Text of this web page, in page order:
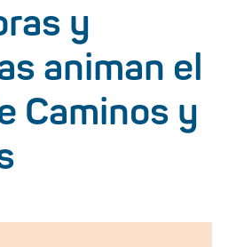
y
animan el
Caminos y